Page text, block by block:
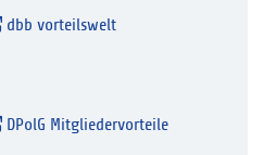
dbb vorteilswelt
DPolG Mitgliedervorteile